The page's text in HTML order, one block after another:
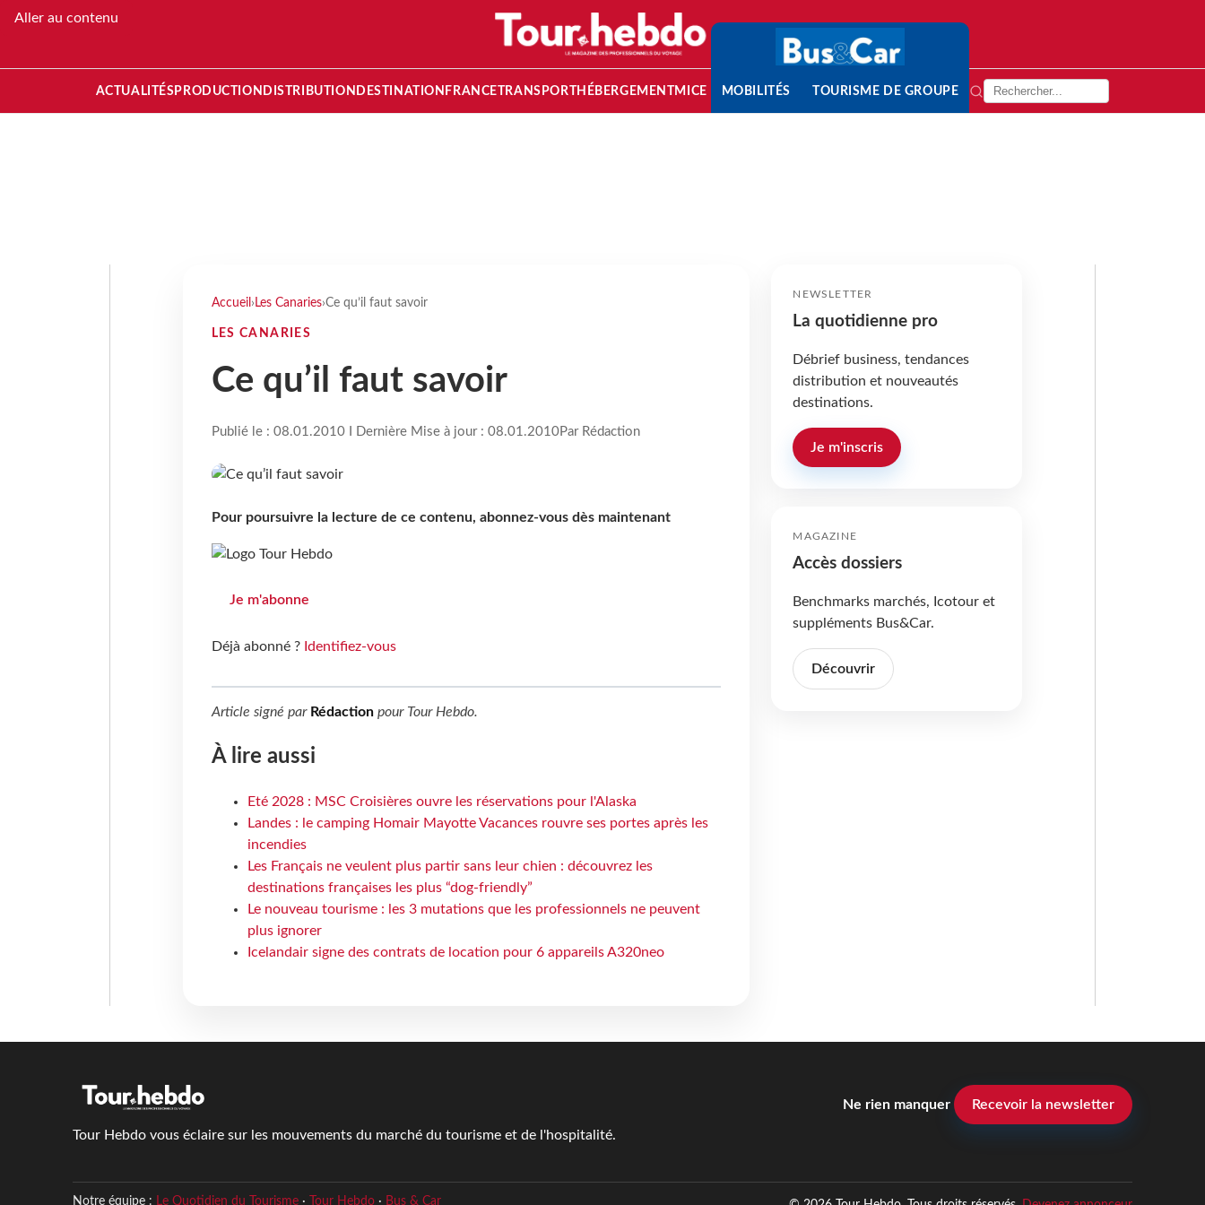
Aller au contenu
ACTUALITÉS PRODUCTION DISTRIBUTION DESTINATION FRANCETRANSPORT HÉBERGEMENTMICE MOBILITÉS TOURISME DE GROUPE
Accueil › Les Canaries›Ce qu’il faut savoir
LES CANARIES
Ce qu’il faut savoir
Publié le : 08.01.2010 I Dernière Mise à jour : 08.01.2010Par Rédaction
Pour poursuivre la lecture de ce contenu, abonnez-vous dès maintenant
Je m'abonne
Déjà abonné ? Identifiez-vous
Article signé par Rédactionpour Tour Hebdo.
À lire aussi
Eté 2028 : MSC Croisières ouvre les réservations pour l'Alaska
Landes : le camping Homair Mayotte Vacances rouvre ses portes après les
incendies
Les Français ne veulent plus partir sans leur chien : découvrez les
destinations françaises les plus “dog-friendly”
Le nouveau tourisme : les 3 mutations que les professionnels ne peuvent
plus ignorer
Icelandair signe des contrats de location pour 6 appareils A320neo
NEWSLETTER
La quotidienne pro
Débrief business, tendances
distribution et nouveautés
destinations.
Je m'inscris
MAGAZINE
Accès dossiers
Benchmarks marchés, Icotour et
suppléments Bus&Car.
Découvrir
Tour Hebdo vous éclaire sur les mouvements du marché du tourisme et de l'hospitalité.
Ne rien manquer Recevoir la newsletter
Notre équipe : Le Quotidien du Tourisme· Tour Hebdo· Bus & Car